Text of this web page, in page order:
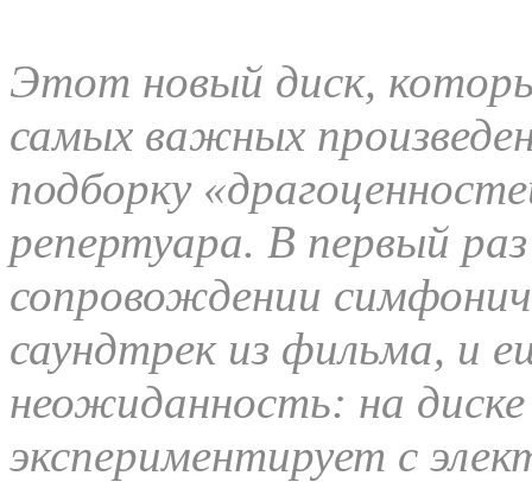
Этот новый диск,
самых важных
подборку
репертуара. В первый
сопровождении
саундтрек из фильма, и
неожиданность: на
экспериментирует с